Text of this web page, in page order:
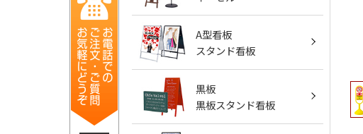
A型看板
スタンド看板
黒板
黒板スタンド看板